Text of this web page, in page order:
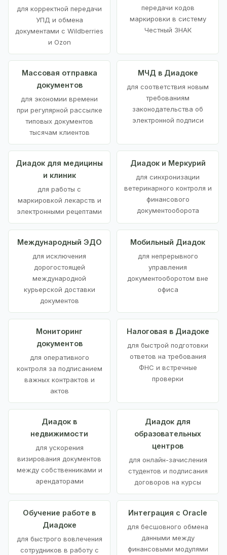
для корректной передачи
УПД и обмена
документами с Wildberries
и Ozon
передачи кодов
маркировки в систему
Честный ЗНАК
Массовая отправка
документов
для экономии времени
при регулярной рассылке
типовых документов
тысячам клиентов
МЧД в Диадоке
для соответствия новым
требованиям
законодательства об
электронной подписи
Диадок для медицины
и клиник
для работы с
маркировкой лекарств и
электронными рецептами
Диадок и Меркурий
для синхронизации
ветеринарного контроля и
финансового
документооборота
Международный ЭДО
для исключения
дорогостоящей
международной
курьерской доставки
документов
Мобильный Диадок
для непрерывного
управления
документооборотом вне
офиса
Мониторинг
документов
для оперативного
контроля за подписанием
важных контрактов и
актов
Налоговая в Диадоке
для быстрой подготовки
ответов на требования
ФНС и встречные
проверки
Диадок в
недвижимости
для ускорения
визирования документов
между собственниками и
арендаторами
Диадок для
образовательных
центров
для онлайн-зачисления
студентов и подписания
договоров на курсы
Обучение работе в
Диадоке
для быстрого вовлечения
сотрудников в работу с
Интеграция с Oracle
для бесшовного обмена
данными между
финансовыми модулями